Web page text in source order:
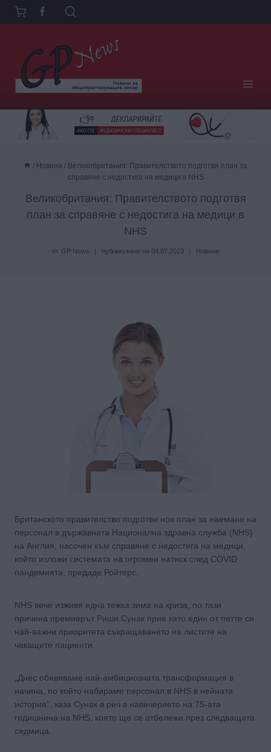
Към
съдържанието
/ Новини / Великобритания: Правителството подготвя план за
справяне с недостига на медици в NHS
Великобритания: Правителството подготвя
план за справяне с недостига на медици в
NHS
от GP News публикувано на 04.07.2023 Новини
Британското правителство подготви нов план за наемане на
персонал в държавната Национална здравна служба (NHS)
на Англия, насочен към справяне с недостига на медици,
който изложи системата на огромен натиск след COVID
пандемията, предаде Ройтерс.
NHS вече изживя една тежка зима на криза, по тази
причина премиерът Риши Сунак прие като един от петте си
най-важни приоритета съкращаването на листите на
чакащите пациенти.
„Днес обявяваме най-амбициозната трансформация в
начина, по който набираме персонал в NHS в нейната
история“, каза Сунак в реч в навечерието на 75-ата
годишнина на NHS, която ще се отбележи през следващата
седмица.